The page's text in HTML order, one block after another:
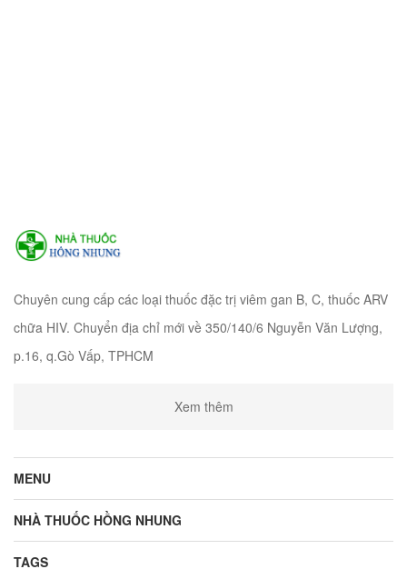
Chuyên cung cấp các loại thuốc đặc trị viêm gan B, C, thuốc ARV
chữa HIV. Chuyển địa chỉ mới về 350/140/6 Nguyễn Văn Lượng,
p.16, q.Gò Vấp, TPHCM
Xem thêm
MENU
NHÀ THUỐC HỒNG NHUNG
TAGS